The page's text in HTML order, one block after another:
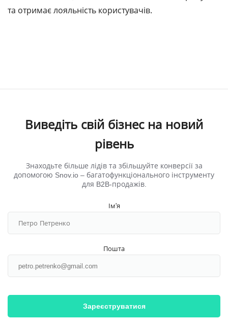
та отримає лояльність користувачів.
Виведіть свій бізнес на новий
рівень
Знаходьте більше лідів та збільшуйте конверсії за
допомогою Snov.io ‒ багатофункціонального інструменту
для B2B-продажів.
Ім'я
Пошта
Зареєструватися